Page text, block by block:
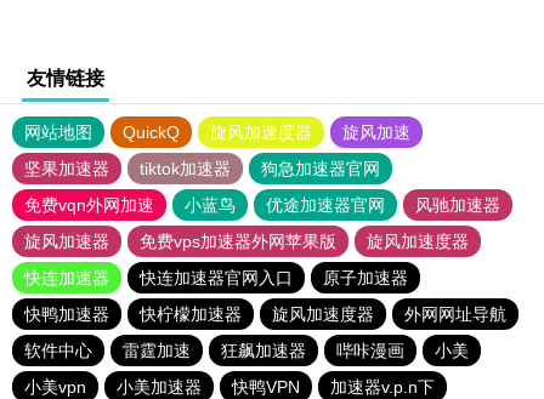
友情链接
网站地图 QuickQ 旋风加速度器
旋风加速
坚果加速器
tiktok加速器
狗急加速器官网
免费vqn外网加速
小蓝鸟 优途加速器官网
风驰加速器
旋风加速器
免费vps加速器外网苹果版
旋风加速度器
快连加速器
快连加速器官网入口
原子加速器
快鸭加速器
快柠檬加速器 旋风加速度器
外网网址导航
软件中心
雷霆加速 狂飙加速器 哔咔漫画
小美
小美vpn
小美加速器 快鸭VPN
加速器v.p.n下